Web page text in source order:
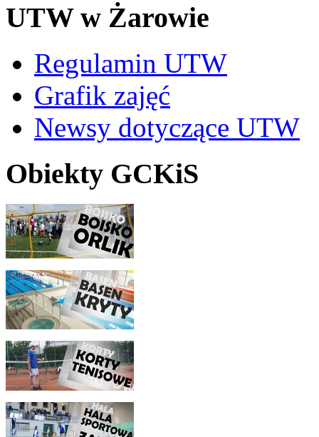
UTW w Żarowie
Regulamin UTW
Grafik zajęć
Newsy dotyczące UTW
Obiekty GCKiS